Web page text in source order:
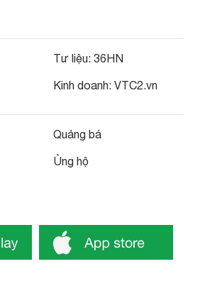
Tư liệu: 36HN
Kinh doanh: VTC2.vn
Quảng bá
Ủng hộ